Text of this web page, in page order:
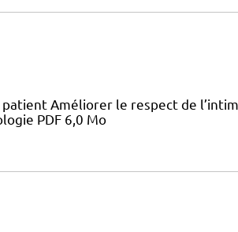
Améliorer le respect de
PDF 6,0 Mo